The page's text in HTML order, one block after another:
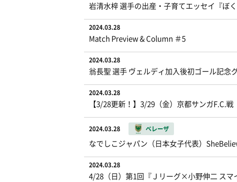
岩清水梓 選手の出産・子育てエッセイ『ぼ
2024.03.28
Match Preview & Column ＃5
2024.03.28
翁長聖 選手 ヴェルディ加入後初ゴール記念
2024.03.28
【3/28更新！】3/29（金）京都サンガF.C.
2024.03.28 ベレーザ
なでしこジャパン（日本女子代表）
2024.03.28
4/28（日）第1回『Ｊリーグ×小野伸二 ス